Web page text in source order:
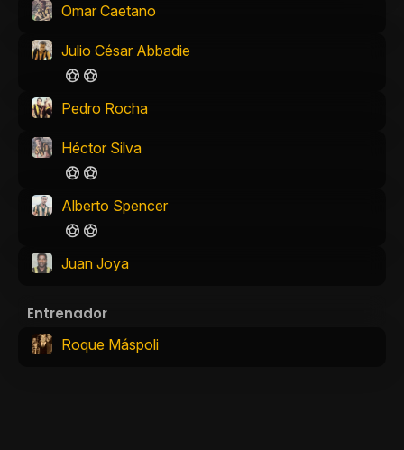
Omar Caetano
Julio César Abbadie
Pedro Rocha
Héctor Silva
Alberto Spencer
Juan Joya
Entrenador
Roque Máspoli